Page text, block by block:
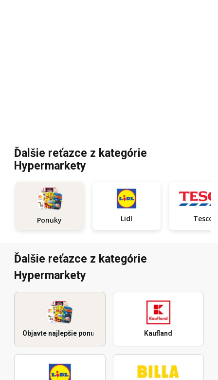
Ďalšie reťazce z kategórie
Hypermarkety
Ponuky Lidl Tesco
Ďalšie reťazce z kategórie
Hypermarkety
Objavte najlepšie ponuky Kaufland